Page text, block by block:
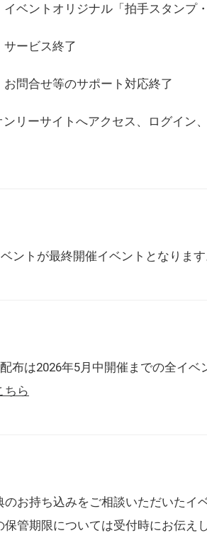
ベントオリジナル「拍手スタンプ
ービス終了
問合せ等のサポート対応終了
ンリーサイトへアクセス、ログイ
ントが最終開催イベントとなります
布は2026年5月中開催までの全イベ
ちら
お持ち込みをご相談いただいたイ
管期限については受付時にお伝え